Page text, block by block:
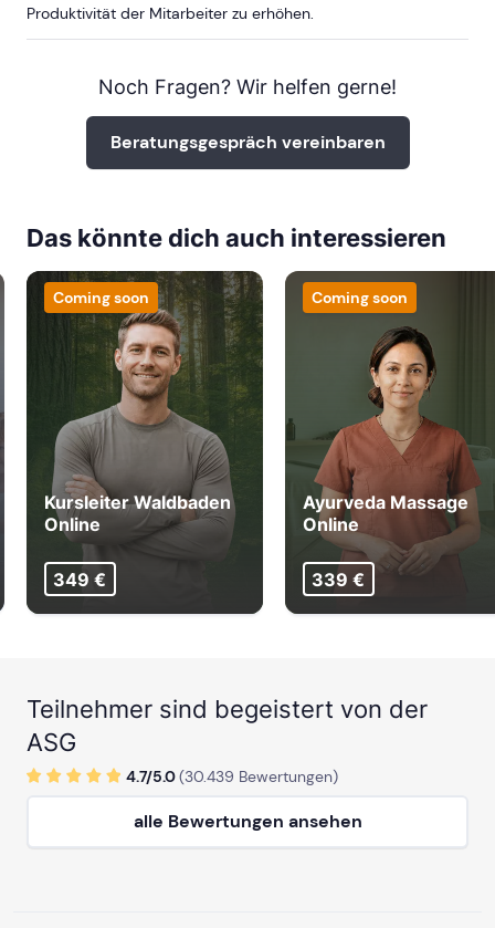
Produktivität der Mitarbeiter zu erhöhen.
Noch Fragen? Wir helfen gerne!
Beratungsgespräch vereinbaren
Das könnte dich auch interessieren
Coming soon
Kursleiter Waldbaden
Online
349 €
Coming soon
Ayurveda Massage
Online
339 €
Teilnehmer sind begeistert von der
ASG
4.7/5.0(30.439 Bewertungen)
alle Bewertungen ansehen